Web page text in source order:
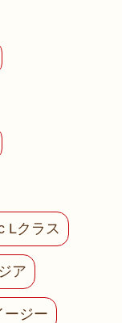
Lクラス
ア
ージー